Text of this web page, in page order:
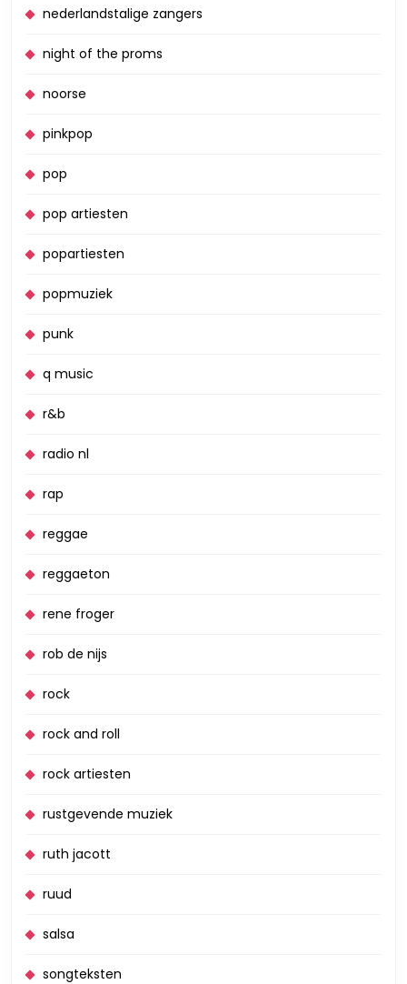
nederlandstalige zangers
night of the proms
noorse
pinkpop
pop
pop artiesten
popartiesten
popmuziek
punk
q music
r&b
radio nl
rap
reggae
reggaeton
rene froger
rob de nijs
rock
rock and roll
rock artiesten
rustgevende muziek
ruth jacott
ruud
salsa
songteksten